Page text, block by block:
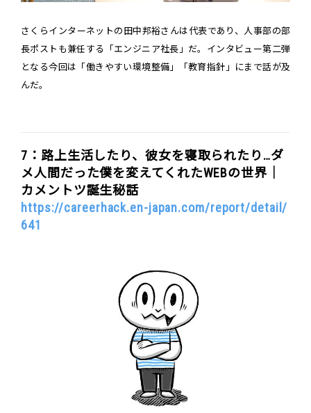
さくらインターネットの田中邦裕さんは代表であり、人事部の部
長ポストも兼任する「エンジニア社長」だ。インタビュー第二弾
となる今回は「働きやすい環境整備」「教育指針」にまで話が及
んだ。
7：路上生活したり、彼女を寝取られたり…ダ
メ人間だった僕を変えてくれたWEBの世界｜
カメントツ誕生秘話
https://careerhack.en-japan.com/report/detail/
641